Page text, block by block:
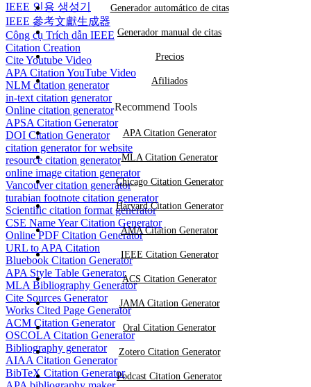
IEEE 인용 생성기
IEEE 參考文獻生成器
Công cụ Trích dẫn IEEE
Citation Creation
Cite Youtube Video
APA Citation YouTube Video
NLM citation generator
in-text citation generator
Online citation generator
APSA Citation Generator
DOI Citation Generator
citation generator for website
resource citation generator
online image citation generator
Vancouver citation generator
turabian footnote citation generator
Scientific citation format generator
CSE Name Year Citation Generator
Online PDF Citation Generator
URL to APA Citation
Bluebook Citation Generator
APA Style Table Generator
MLA Bibliography Generator
Cite Sources Generator
Works Cited Page Generator
ACM Citation Generator
OSCOLA Citation Generator
Bibliography generator
AIAA Citation Generator
BibTeX Citation Generator
Generador automático de citas
Generador manual de citas
Precios
Afiliados
Recommend Tools
APA Citation Generator
MLA Citation Generator
Chicago Citation Generator
Harvard Citation Generator
AMA Citation Generator
IEEE Citation Generator
ACS Citation Generator
JAMA Citation Generator
Oral Citation Generator
Zotero Citation Generator
Podcast Citation Generator